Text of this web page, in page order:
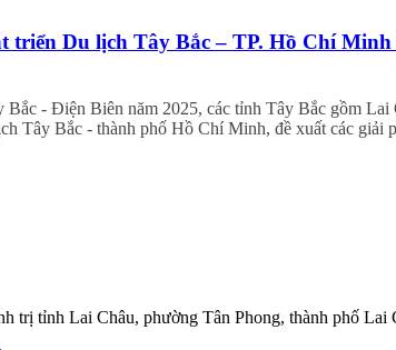
Du lịch Tây Bắc – TP. Hồ Chí
Bắc - Điện Biên năm 2025, các tỉnh Tây Bắc gồm
Tây Bắc - thành phố Hồ Chí Minh, đề xuất các giải
trị tỉnh Lai Châu, phường Tân Phong, thành phố Lai